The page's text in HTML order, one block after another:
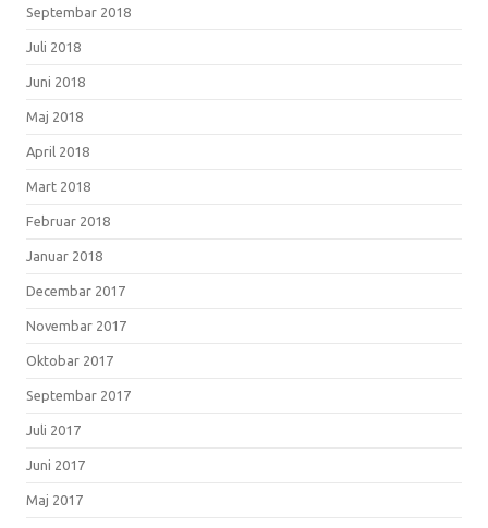
Septembar 2018
Juli 2018
Juni 2018
Maj 2018
April 2018
Mart 2018
Februar 2018
Januar 2018
Decembar 2017
Novembar 2017
Oktobar 2017
Septembar 2017
Juli 2017
Juni 2017
Maj 2017